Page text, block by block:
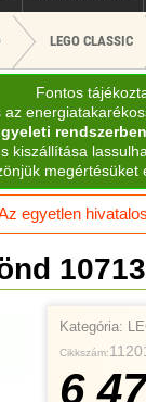
LEGO CLASSIC
Fontos
kiszállítása
megértésüket
egyetlen
10713
Kategória:
Cikkszám:
6